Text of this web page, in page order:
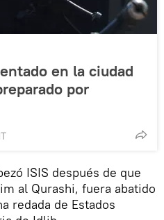
en la ciudad
por
ISIS después de que
al Qurashi, fuera abatido
redada de Estados